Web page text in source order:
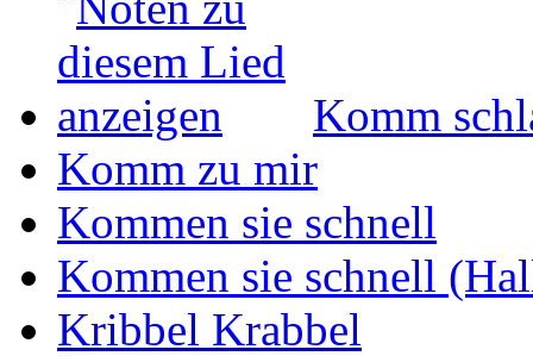
Komm
Komm zu mir
Kommen sie schnell
Kommen sie schnell
Kribbel Krabbel